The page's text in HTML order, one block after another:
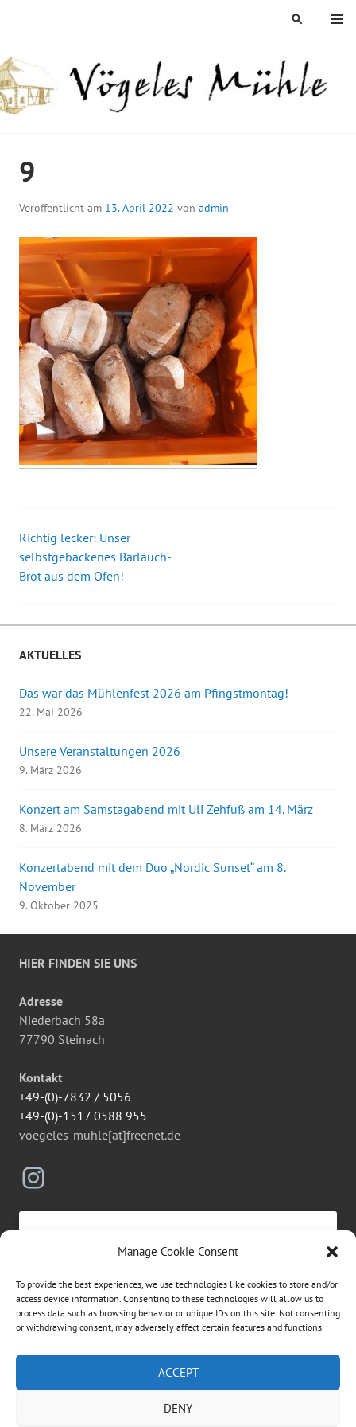
Manage Cookie Consent
To provide the best experiences, we use technologies like cookies to store and/or
access device information. Consenting to these technologies will allow us to
process data such as browsing behavior or unique IDs on this site. Not consenting
or withdrawing consent, may adversely affect certain features and functions.
ACCEPT
DENY
MENÜ
SUCHEN
9
Veröffentlicht am 13. April 2022 von admin
Beitrags-
Navigation
Richtig lecker: Unser
selbstgebackenes Bärlauch-
Brot aus dem Ofen!
AKTUELLES
Das war das Mühlenfest 2026 am Pfingstmontag!
22. Mai 2026
Unsere Veranstaltungen 2026
9. März 2026
Konzert am Samstagabend mit Uli Zehfuß am 14. März
8. März 2026
Konzertabend mit dem Duo „Nordic Sunset“ am 8.
November
9. Oktober 2025
HIER FINDEN SIE UNS
Adresse
Niederbach 58a
77790 Steinach
Kontakt
+49-(0)-7832 / 5056
+49-(0)-1517 0588 955
voegeles-muhle[at]freenet.de
Instagram
enable this content
Suchen